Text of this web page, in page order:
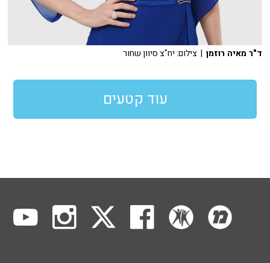
ד"ר מאיה רוזמן | צילום: יח"צ סיוון שחור
עוד קטעים